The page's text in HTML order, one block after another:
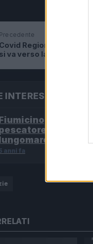
Precedente
Covid Regione Lazio,
si va verso la zona
INTERESSARTI
squalo
attimi di
romano
anni fa